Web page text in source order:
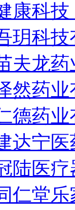
康科
玥科技
夫龙药
然药业
德药业
达宁
陆医
仁堂